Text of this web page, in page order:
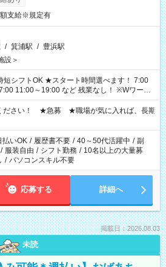
支給※規定有
/ 箕浦駅 / 豊浜駅
設＞
ート時間選べます！ 7:00
11:00～19:00 など 残業なし！ ※Wワーク
事と合わせ週40時間超の就業はご案内できま
き、週20時間以上勤務は社会保険への加入対
者派遣法（日雇い派遣の原則禁止）によ
間の就業はご案内が難しい場合があります
ださい！ ★急募 ★職場が気に入れば、長期
払いOK / 履歴書不要 / 40～50代活躍中 / 副
/ 服装自由 / シフト勤務 / 10名以上の大量募
/ パソコンスキル不要
応募する 詳細へ
掲載日：2026.08.03
未読